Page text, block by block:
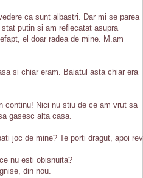
ca sunt albastri. Dar mi se parea
putin si am reflecatat asupra
el doar radea de mine. M.am
si chiar eram. Baiatul asta chiar era
continu! Nici nu stiu de ce am vrut sa
gasesc alta casa.
joc de mine? Te porti dragut, apoi
nu esti obisnuita?
din nou.